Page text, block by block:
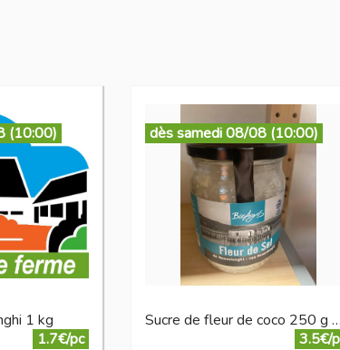
(10:00)
1 kg
1.7€/pc
dès samedi 08/08 (10:00)
Sucre de fleur de coco 250 g BIO
3.5€/